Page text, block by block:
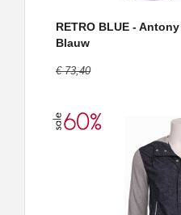
RETRO BLUE -
Blauw
€ 73,40